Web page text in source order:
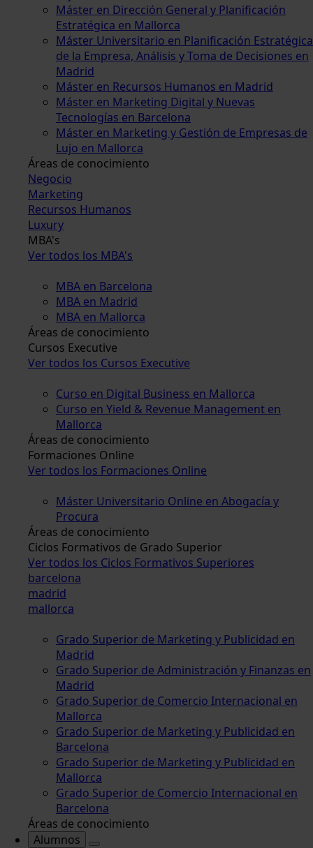
Máster en Dirección General y Planificación
Estratégica en Mallorca
Máster Universitario en Planificación Estratégica
de la Empresa, Análisis y Toma de Decisiones en
Madrid
Máster en Recursos Humanos en Madrid
Máster en Marketing Digital y Nuevas
Tecnologías en Barcelona
Máster en Marketing y Gestión de Empresas de
Lujo en Mallorca
Áreas de conocimiento
Negocio
Marketing
Recursos Humanos
Luxury
MBA's
Ver todos los MBA's
MBA en Barcelona
MBA en Madrid
MBA en Mallorca
Áreas de conocimiento
Cursos Executive
Ver todos los Cursos Executive
Curso en Digital Business en Mallorca
Curso en Yield & Revenue Management en
Mallorca
Áreas de conocimiento
Formaciones Online
Ver todos los Formaciones Online
Máster Universitario Online en Abogacía y
Procura
Áreas de conocimiento
Ciclos Formativos de Grado Superior
Ver todos los Ciclos Formativos Superiores
barcelona
madrid
mallorca
Grado Superior de Marketing y Publicidad en
Madrid
Grado Superior de Administración y Finanzas en
Madrid
Grado Superior de Comercio Internacional en
Mallorca
Grado Superior de Marketing y Publicidad en
Barcelona
Grado Superior de Marketing y Publicidad en
Mallorca
Grado Superior de Comercio Internacional en
Barcelona
Áreas de conocimiento
Alumnos